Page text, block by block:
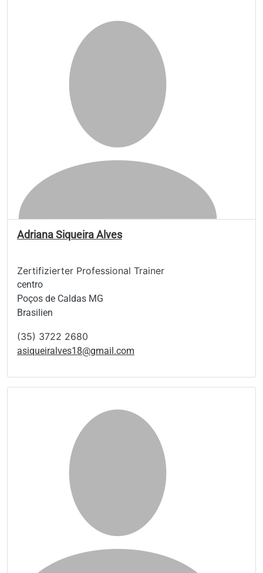
Adriana Siqueira Alves
Zertifizierter Professional Trainer
centro
Poços de Caldas MG
Brasilien
(35) 3722 2680
asiqueiralves18@gmail.com